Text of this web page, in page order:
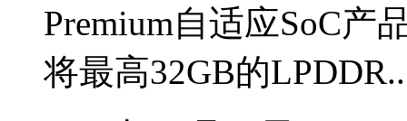
Premium自适应SoC产
将最高32GB的